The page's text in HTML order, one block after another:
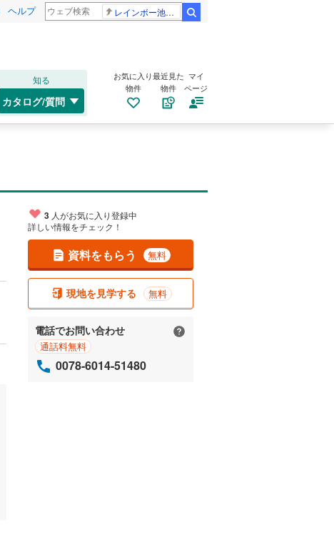
ヘルプ レインボー池田 佐藤佳奈アナ
知る
カタログ/質問
お気に入り
物件
最近見た
物件
マイ
ページ
3 人がお気に入り登録中
詳しい情報をチェック！
資料をもらう 無料
現地を見学する 無料
電話でお問い合わせ
通話料無料
0078-6014-51480